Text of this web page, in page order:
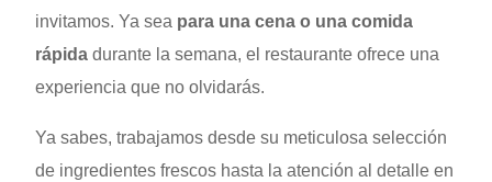
invitamos. Ya sea para una cena o una comida
rápida durante la semana, el restaurante ofrece una
experiencia que no olvidarás.
Ya sabes, trabajamos desde su meticulosa selección
de ingredientes frescos hasta la atención al detalle en